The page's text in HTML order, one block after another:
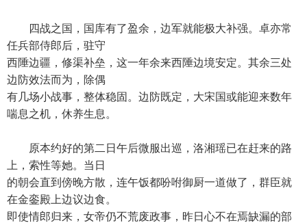
四战之国，国库有了盈余，边军就能极大补强。卓亦常
任兵部侍郎后，驻守
西陲边疆，修渠补垒，这一年余来西陲边境安定。其余三处
边防效法而为，除偶
有几场小战事，整体稳固。边防既定，大宋国或能迎来数年
喘息之机，休养生息。
原本约好的第二日午后微服出巡，洛湘瑶已在赶来的路
上，索性等她。当日
的朝会直到傍晚方散，连午饭都吩咐御厨一道做了，群臣就
在金銮殿上边议边食。
即使情郎归来，女帝仍不荒废政事，昨日心不在焉缺漏的部